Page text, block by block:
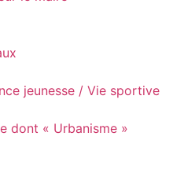
jeunesse / Vie sportive
dont « Urbanisme »